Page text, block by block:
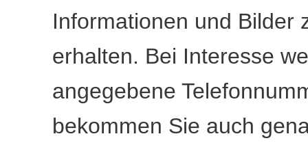
Informationen und Bilder
erhalten. Bei Interesse
angegebene
bekommen Sie auch